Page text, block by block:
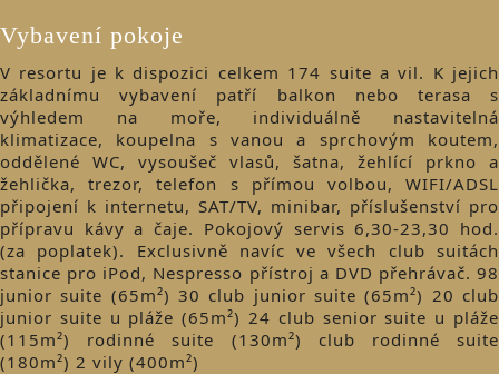
Vybavení pokoje
V resortu je k dispozici celkem 174 suite a vil. K jejich
základnímu vybavení patří balkon nebo terasa s
výhledem na moře, individuálně nastavitelná
klimatizace, koupelna s vanou a sprchovým koutem,
oddělené WC, vysoušeč vlasů, šatna, žehlící prkno a
žehlička, trezor, telefon s přímou volbou, WIFI/ADSL
připojení k internetu, SAT/TV, minibar, příslušenství pro
přípravu kávy a čaje. Pokojový servis 6,30-23,30 hod.
(za poplatek). Exclusivně navíc ve všech club suitách
stanice pro iPod, Nespresso přístroj a DVD přehrávač. 98
junior suite (65m²) 30 club junior suite (65m²) 20 club
junior suite u pláže (65m²) 24 club senior suite u pláže
(115m²) rodinné suite (130m²) club rodinné suite
(180m²) 2 vily (400m²)